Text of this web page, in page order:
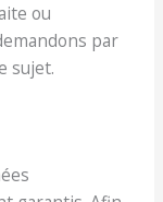
ou
par
sujet.